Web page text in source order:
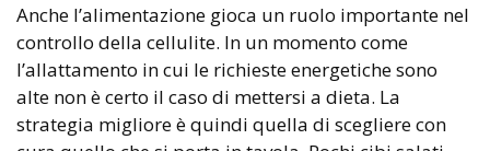
Anche l’alimentazione gioca un ruolo importante nel
controllo della cellulite. In un momento come
l’allattamento in cui le richieste energetiche sono
alte non è certo il caso di mettersi a dieta. La
strategia migliore è quindi quella di scegliere con